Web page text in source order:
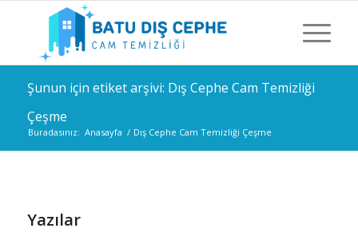
Şunun için etiket arşivi: Dış Cephe Cam Temizliği
Çeşme
Buradasınız: Anasayfa / Dış Cephe Cam Temizliği Çeşme
Yazılar